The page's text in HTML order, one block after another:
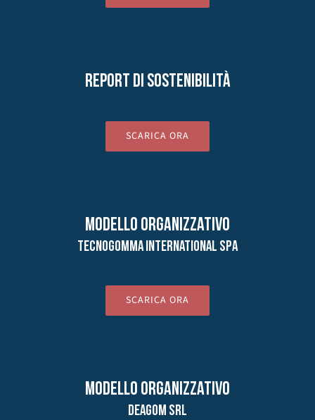
Report di Sostenibilità
SCARICA ORA
MODELLO ORGANIZZATIVO
TECNOGOMMA INTERNATIONAL SPA
SCARICA ORA
Modello organizzativo
DEAGOM SRL